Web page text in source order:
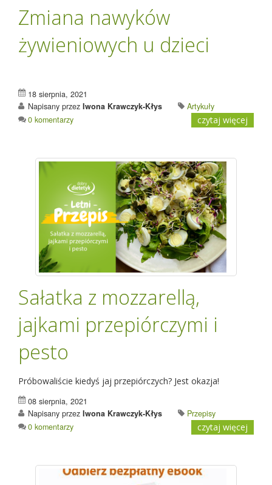
Zmiana nawyków
żywieniowych u dzieci
18 sierpnia, 2021
Napisany przez Iwona Krawczyk-Kłys
Artykuły
0 komentarzy
czytaj więcej
Sałatka z mozzarellą,
jajkami przepiórczymi i
pesto
Próbowaliście kiedyś jaj przepiórczych? Jest okazja!
08 sierpnia, 2021
Napisany przez Iwona Krawczyk-Kłys
Przepisy
0 komentarzy
czytaj więcej